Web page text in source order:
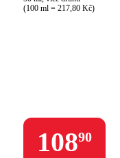
(100 ml = 217,80 Kč)
10890